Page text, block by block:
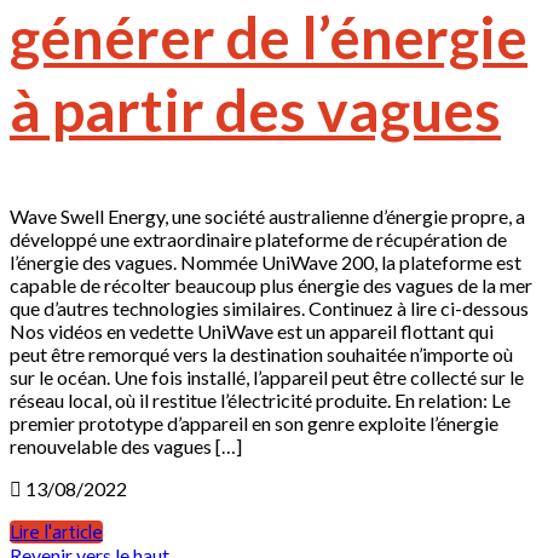
générer de l’énergie
à partir des vagues
Wave Swell Energy, une société australienne d’énergie propre, a
développé une extraordinaire plateforme de récupération de
l’énergie des vagues. Nommée UniWave 200, la plateforme est
capable de récolter beaucoup plus énergie des vagues de la mer
que d’autres technologies similaires. Continuez à lire ci-dessous
Nos vidéos en vedette UniWave est un appareil flottant qui
peut être remorqué vers la destination souhaitée n’importe où
sur le océan. Une fois installé, l’appareil peut être collecté sur le
réseau local, où il restitue l’électricité produite. En relation: Le
premier prototype d’appareil en son genre exploite l’énergie
renouvelable des vagues […]
13/08/2022
Lire l'article